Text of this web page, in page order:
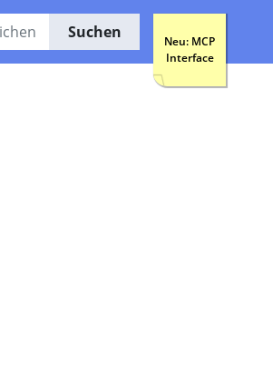
Suchen
Neu: MCP
Interface